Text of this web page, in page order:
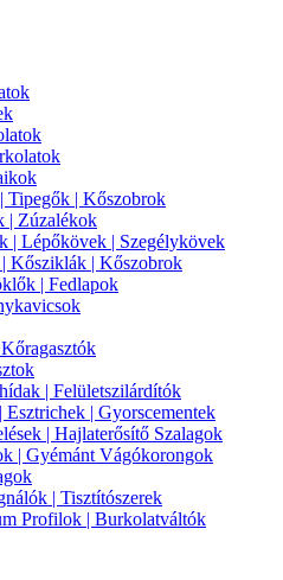
Tipegők | Kőszobrok
| Zúzalékok
| Lépőkövek | Szegélykövek
Kősziklák | Kőszobrok
| Fedlapok
| Felületszilárdítók
| Gyorscementek
| Hajlaterősítő Szalagok
| Gyémánt Vágókorongok
| Tisztítószerek
Profilok | Burkolatváltók